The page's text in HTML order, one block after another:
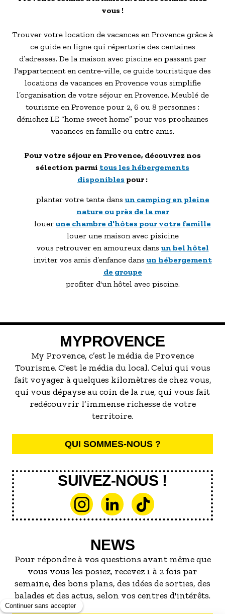
vous !
Trouver votre location de vacances en Provence grâce à
ce guide en ligne qui répertorie des centaines
d’adresses. De la maison avec piscine en passant par
l'appartement en centre-ville, ce guide touristique des
locations de vacances en Provence vous simplifie
l’organisation de votre séjour en Provence. Meublé de
tourisme en Provence pour 2, 6 ou 8 personnes :
dénichez LE “home sweet home” pour vos prochaines
vacances en famille ou entre amis.
Pour votre séjour en Provence, découvrez nos
sélection parmi tous les hébergements
disponibles pour :
planter votre tente dans un camping en pleine
nature ou près de la mer
louer une chambre d'hôtes pour votre famille
louer une maison avec pisicine
vous retrouver en amoureux dans un bel hôtel
inviter vos amis d’enfance dans un hébergement
de groupe
profiter d'un hôtel avec piscine.
MYPROVENCE
My Provence, c’est le média de Provence
Tourisme. C'est le média du local. Celui qui vous
fait voyager à quelques kilomètres de chez vous,
qui vous dépayse au coin de la rue, qui vous fait
redécouvrir l’immense richesse de votre
territoire.
QUI SOMMES-NOUS ?
SUIVEZ-NOUS !
NEWS
Pour répondre à vos questions avant même que
vous vous les posiez, recevez 1 à 2 fois par
semaine, des bons plans, des idées de sorties, des
balades et des actus, selon vos centres d'intérêts.